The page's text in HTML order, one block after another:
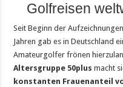
Golfreisen
Seit Beginn der
Jahren gab es in Deutschland
Amateurgolfer frönen
Altersgruppe 50plus macht
konstanten Frauenanteil